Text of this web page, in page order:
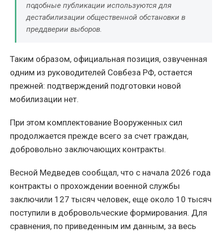
подобные публикации используются для
дестабилизации общественной обстановки в
преддверии выборов.
Таким образом, официальная позиция, озвученная
одним из руководителей Совбеза РФ, остается
прежней: подтверждений подготовки новой
мобилизации нет.
При этом комплектование Вооруженных сил
продолжается прежде всего за счет граждан,
добровольно заключающих контракты.
Весной Медведев сообщал, что с начала 2026 года
контракты о прохождении военной службы
заключили 127 тысяч человек, еще около 10 тысяч
поступили в добровольческие формирования. Для
сравнения, по приведенным им данным, за весь